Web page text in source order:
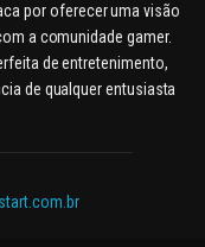
por oferecer uma visão
a comunidade gamer.
de entretenimento,
de qualquer entusiasta